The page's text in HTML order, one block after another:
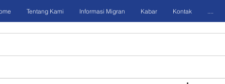
Tentang Kami Informasi Migran Kabar Kontak ....